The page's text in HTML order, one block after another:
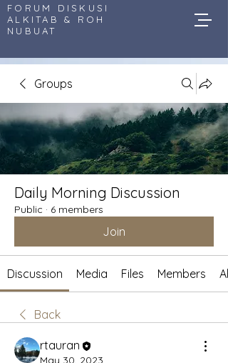
FORUM DISKUSI
ALKITAB & ROH
NUBUAT
Groups
Daily Morning Discussion
Public · 6 members
Join
Discussion Media Files Members
Back
rtauran
May 30, 2023